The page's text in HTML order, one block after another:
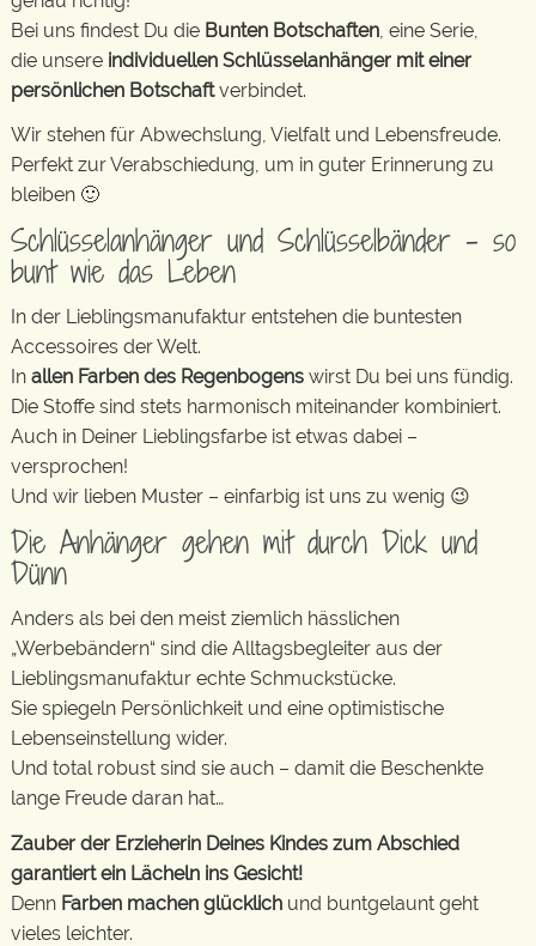
Bei uns findest Du die Bunten Botschaften , eine Serie,
die unsere individuellen Schlüsselanhänger mit einer
persönlichen Botschaftverbindet.
Wir stehen für Abwechslung, Vielfalt und Lebensfreude.
Perfekt zur Verabschiedung, um in guter Erinnerung zu
bleiben 🙂
Schlüsselanhänger und Schlüsselbänder – so
bunt wie das Leben
In der Lieblingsmanufaktur entstehen die buntesten
Accessoires der Welt.
In allen Farben des Regenbogens wirst Du bei uns fündig.
Die Stoffe sind stets harmonisch miteinander kombiniert.
Auch in Deiner Lieblingsfarbe ist etwas dabei –
versprochen!
Und wir lieben Muster – einfarbig ist uns zu wenig 😉
Die Anhänger gehen mit durch Dick und
Dünn
Anders als bei den meist ziemlich hässlichen
„Werbebändern“ sind die Alltagsbegleiter aus der
Lieblingsmanufaktur echte Schmuckstücke.
Sie spiegeln Persönlichkeit und eine optimistische
Lebenseinstellung wider.
Und total robust sind sie auch – damit die Beschenkte
lange Freude daran hat…
Zauber der Erzieherin Deines Kindes zum Abschied
garantiert ein Lächeln ins Gesicht!
Denn Farben machen glücklich und buntgelaunt geht
vieles leichter.